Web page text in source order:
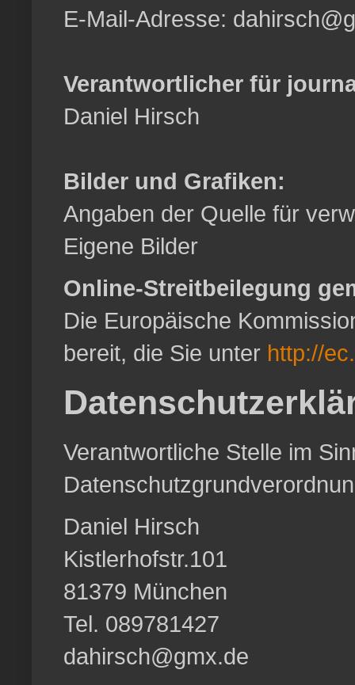
E-Mail-Adresse:
Verantwortlicher für
Daniel Hirsch
Bilder und Grafiken:
Angaben der Quelle für
Eigene Bilder
Online-Streitbeilegung
Die Europäische
bereit, die Sie unter http://
Verantwortliche Stelle im
Daniel Hirsch
Kistlerhofstr.101
81379 München
Tel. 089781427
dahirsch@gmx.de